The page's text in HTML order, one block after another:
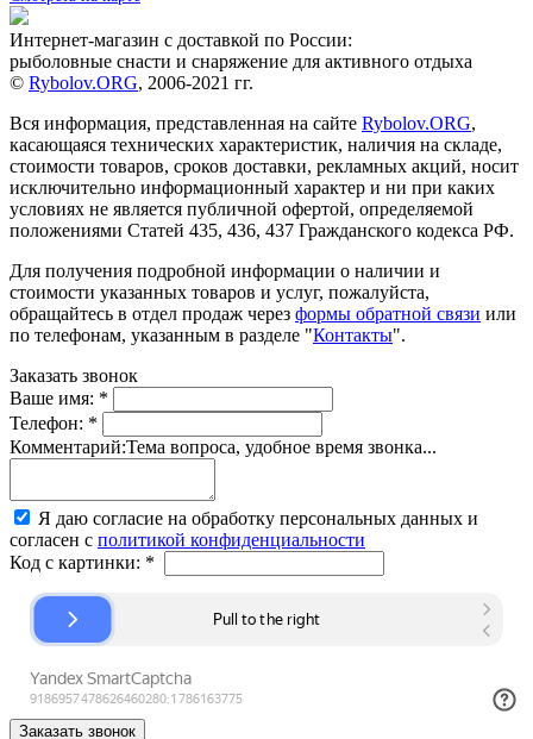
Интернет-магазин с доставкой по России:
рыболовные снасти и снаряжение для активного отдыха
© Rybolov.ORG, 2006-2021 гг.
Вся информация, представленная на сайте Rybolov.ORG,
касающаяся технических характеристик, наличия на складе,
стоимости товаров, сроков доставки, рекламных акций, носит
исключительно информационный характер и ни при каких
условиях не является публичной офертой, определяемой
положениями Статей 435, 436, 437 Гражданского кодекса РФ.
Для получения подробной информации о наличии и
стоимости указанных товаров и услуг, пожалуйста,
обращайтесь в отдел продаж через формы обратной связи или
по телефонам, указанным в разделе "Контакты".
Заказать звонок
Ваше имя: *
Телефон: *
Комментарий:Тема вопроса, удобное время звонка...
Я даю согласие на обработку персональных данных и
согласен с политикой конфиденциальности
Код с картинки: *